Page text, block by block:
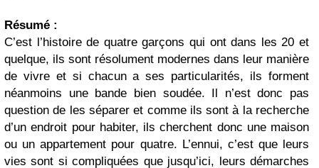
Résumé :
C’est l’histoire de quatre garçons qui ont dans les 20 et
quelque, ils sont résolument modernes dans leur manière
de vivre et si chacun a ses particularités, ils forment
néanmoins une bande bien soudée. Il n’est donc pas
question de les séparer et comme ils sont à la recherche
d’un endroit pour habiter, ils cherchent donc une maison
ou un appartement pour quatre. L’ennui, c’est que leurs
vies sont si compliquées que jusqu’ici, leurs démarches